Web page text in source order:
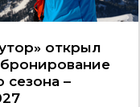
открыл
сезона –